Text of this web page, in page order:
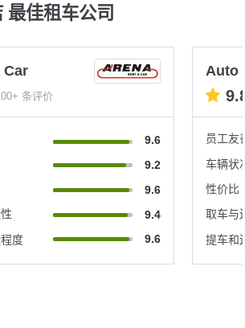
最佳租车公司
Car
条评价
9.6
9.2
9.6
9.4
度
9.6
Auto
员工友
车辆状
性价比
取车与
提车和